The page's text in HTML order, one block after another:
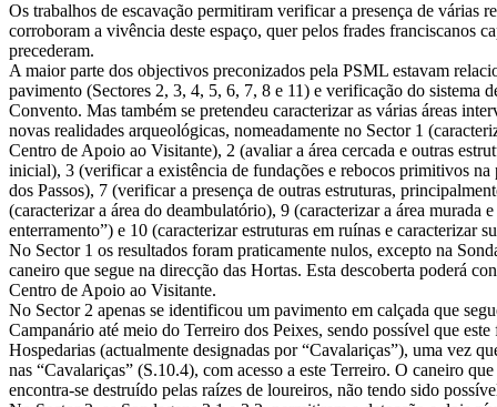
Os trabalhos de escavação permitiram verificar a presença de várias
corroboram a vivência deste espaço, quer pelos frades franciscanos
precederam.
A maior parte dos objectivos preconizados pela PSML estavam
pavimento (Sectores 2, 3, 4, 5, 6, 7, 8 e 11) e verificação do sistema
Convento. Mas também se pretendeu caracterizar as várias áreas
novas realidades arqueológicas, nomeadamente no Sector 1
Centro de Apoio ao Visitante), 2 (avaliar a área cercada e outras
inicial), 3 (verificar a existência de fundações e rebocos primitivos na
dos Passos), 7 (verificar a presença de outras estruturas,
(caracterizar a área do deambulatório), 9 (caracterizar a área murada
enterramento”) e 10 (caracterizar estruturas em ruínas e caracterizar
No Sector 1 os resultados foram praticamente nulos, excepto na
caneiro que segue na direcção das Hortas. Esta descoberta poderá
Centro de Apoio ao Visitante.
No Sector 2 apenas se identificou um pavimento em calçada que
Campanário até meio do Terreiro dos Peixes, sendo possível que
Hospedarias (actualmente designadas por “Cavalariças”), uma vez
nas “Cavalariças” (S.10.4), com acesso a este Terreiro. O caneiro
encontra-se destruído pelas raízes de loureiros, não tendo sido